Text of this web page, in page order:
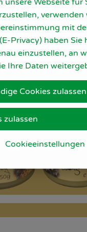
unsere Webseite für
verwenden
mit
Privacy) haben Sie
einzustellen, an
Ihre Daten
Cookieeinstellungen
Cookies zulassen
zulassen